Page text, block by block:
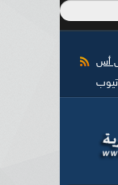
أس